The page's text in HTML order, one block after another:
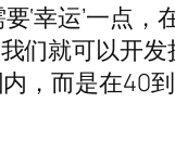
‘幸运’一点
们就可以开发
，而是在40